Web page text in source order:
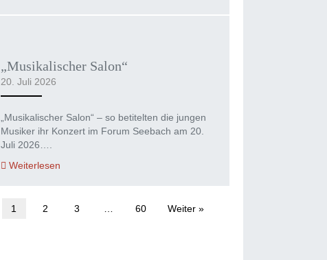
„Musikalischer Salon“
20. Juli 2026
„Musikalischer Salon“ – so betitelten die jungen
Musiker ihr Konzert im Forum Seebach am 20.
Juli 2026….
Weiterlesen
1 2 3 60 Weiter »